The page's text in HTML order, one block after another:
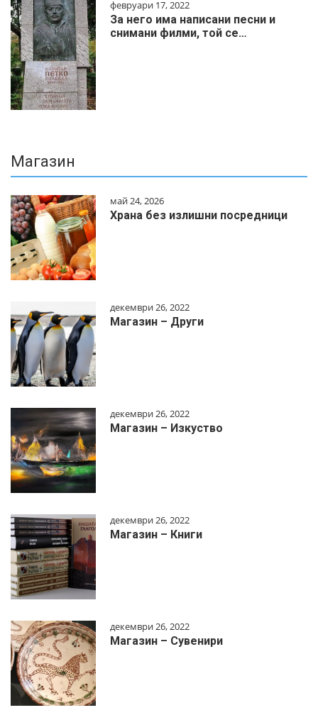
февруари 17, 2022
За него има написани песни и
снимани филми, той се…
Магазин
май 24, 2026
Храна без излишни посредници
декември 26, 2022
Магазин – Други
декември 26, 2022
Магазин – Изкуство
декември 26, 2022
Магазин – Книги
декември 26, 2022
Магазин – Сувенири